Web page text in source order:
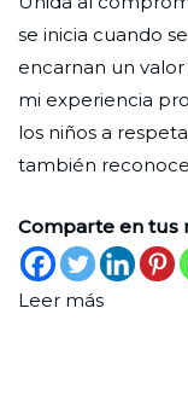
Nueva
de
marzo
de
2026
se inicia cuando
encarnan un
mi experiencia
los niños a
también
Comparte en tus
Leer más